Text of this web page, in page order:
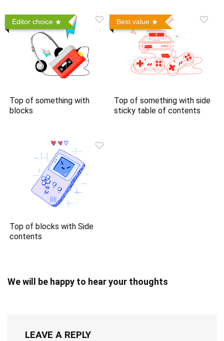
Editor choice
Top of something with
blocks
Best value
Top of something with side
sticky table of contents
Top of blocks with Side
contents
We will be happy to hear your thoughts
LEAVE A REPLY